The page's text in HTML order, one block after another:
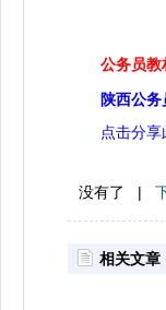
公务员教
陕西公
点击分享
没有了 |
相关文章